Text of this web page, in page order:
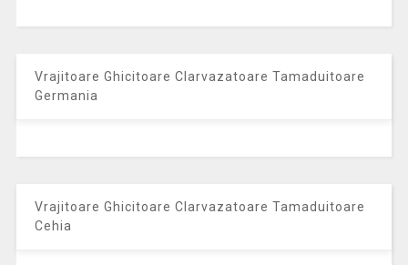
Vrajitoare Ghicitoare Clarvazatoare Tamaduitoare
Germania
Vrajitoare Ghicitoare Clarvazatoare Tamaduitoare
Cehia